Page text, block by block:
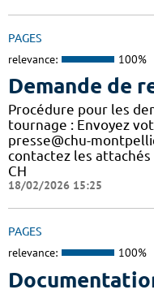
PAGES
relevance: 100%
Demande de
Procédure pour les
tournage : Envoyez
presse@chu-
contactez les attachés
CH
18/02/2026 15:25
PAGES
relevance: 100%